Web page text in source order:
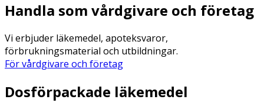
Handla som vårdgivare och företag
Vi erbjuder läkemedel, apoteksvaror,
förbrukningsmaterial och utbildningar.
För vårdgivare och företag
Dosförpackade läkemedel